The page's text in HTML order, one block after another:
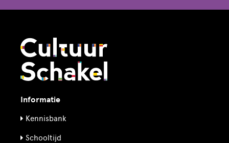
Informatie
Kennisbank
Schooltijd